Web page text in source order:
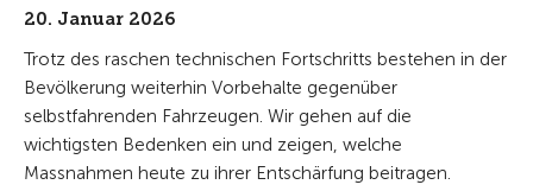
20. Januar 2026
Trotz des raschen technischen Fortschritts bestehen in der
Bevölkerung weiterhin Vorbehalte gegenüber
selbstfahrenden Fahrzeugen. Wir gehen auf die
wichtigsten Bedenken ein und zeigen, welche
Massnahmen heute zu ihrer Entschärfung beitragen.